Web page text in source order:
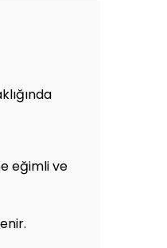
eğimli ve